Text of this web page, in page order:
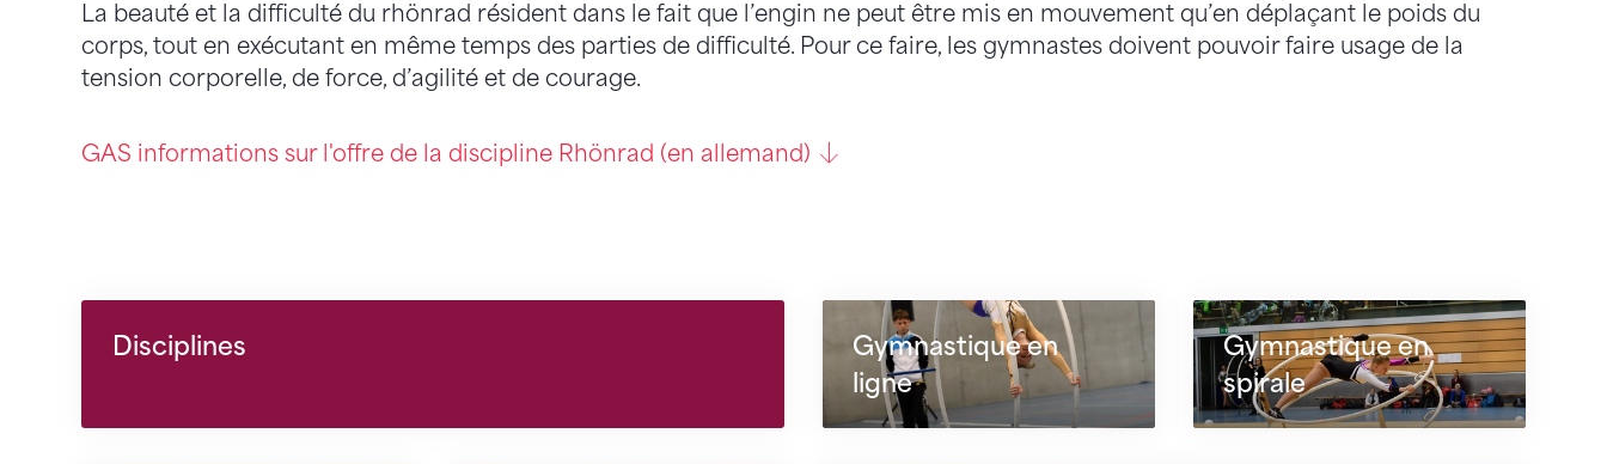
La beauté et la difficulté du rhönrad résident dans le fait que l’engin ne peut être mis en mouvement qu’en déplaçant le poids du
corps, tout en exécutant en même temps des parties de difficulté. Pour ce faire, les gymnastes doivent pouvoir faire usage de la
tension corporelle, de force, d’agilité et de courage.
GAS informations sur l'offre de la discipline Rhönrad (en allemand)
Disciplines
Gymnastique en
ligne
Gymnastique en
spirale